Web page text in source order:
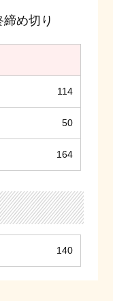
め切り
114
50
164
140